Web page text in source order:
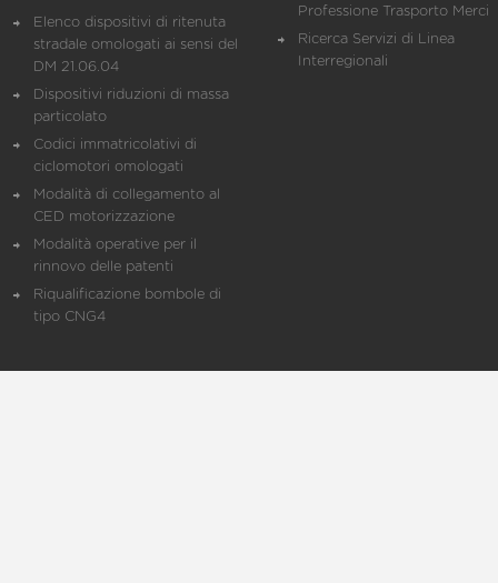
Elenco dispositivi di ritenuta
stradale omologati ai sensi del
DM 21.06.04
Dispositivi riduzioni di massa
particolato
Codici immatricolativi di
ciclomotori omologati
Modalità di collegamento al
CED motorizzazione
Modalità operative per il
rinnovo delle patenti
Riqualificazione bombole di
tipo CNG4
Professione Trasporto Merci
Ricerca Servizi di Linea
Interregionali